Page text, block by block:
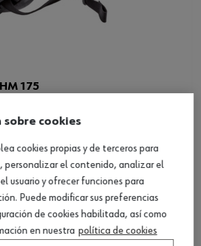
175
Ver producto
cookies
cookies propias y de terceros para
personalizar el contenido, analizar el
usuario y ofrecer funciones para
Puede modificar sus preferencias
de cookies habilitada, así como
en nuestra política de cookies